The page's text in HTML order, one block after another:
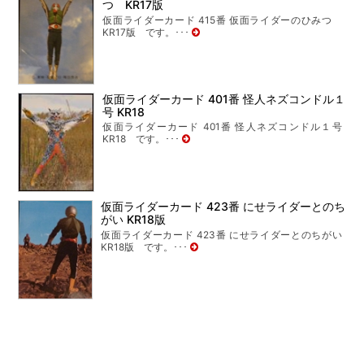
つ KR17版
仮面ライダーカード 415番 仮面ライダーのひみつ
KR17版 です。･･･
仮面ライダーカード 401番 怪人ネズコンドル１
号 KR18
仮面ライダーカード 401番 怪人ネズコンドル１号
KR18 です。･･･
仮面ライダーカード 423番 にせライダーとのち
がい KR18版
仮面ライダーカード 423番 にせライダーとのちがい
KR18版 です。･･･